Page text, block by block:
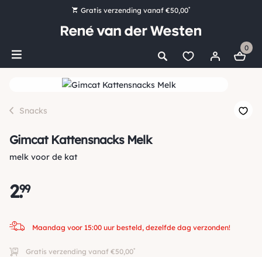
Gratis verzending vanaf €50,00*
Bestel nu, betaal later met Klarna
Ruim 16.000 artikelen op voorraad
0
Snacks
Gimcat Kattensnacks Melk
melk voor de kat
2.
99
Maandag voor 15:00 uur besteld, dezelfde dag verzonden!
Gratis verzending vanaf €50,00*